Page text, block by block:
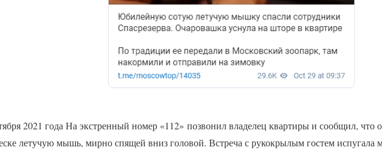
2021 года На экстренный номер «112» позвонил владелец квартиры и сообщил, что
летучую мышь, мирно спящей вниз головой. Встреча с рукокрылым гостем испугала